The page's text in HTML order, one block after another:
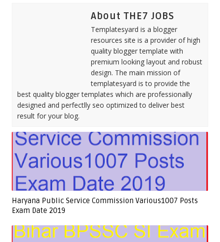
About THE7 JOBS
Templatesyard is a blogger
resources site is a provider of high
quality blogger template with
premium looking layout and robust
design. The main mission of
templatesyard is to provide the
best quality blogger templates which are professionally
designed and perfectlly seo optimized to deliver best
result for your blog.
Haryana Public Service Commission Various1007 Posts
Exam Date 2019